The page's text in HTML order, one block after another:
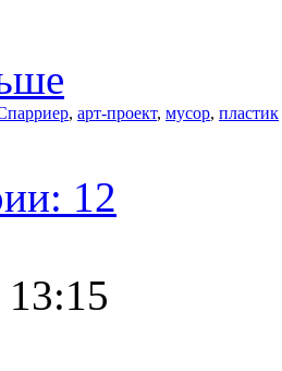
, арт-проект, мусор, пластик
12